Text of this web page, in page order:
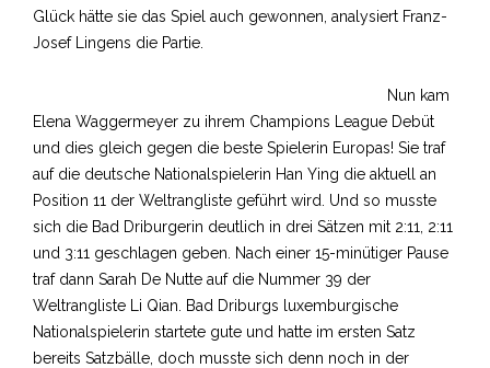
Glück hätte sie das Spiel auch gewonnen, analysiert Franz-
Josef Lingens die Partie.
Nun kam
Elena Waggermeyer zu ihrem Champions League Debüt
und dies gleich gegen die beste Spielerin Europas! Sie traf
auf die deutsche Nationalspielerin Han Ying die aktuell an
Position 11 der Weltrangliste geführt wird. Und so musste
sich die Bad Driburgerin deutlich in drei Sätzen mit 2:11, 2:11
und 3:11 geschlagen geben. Nach einer 15-minütiger Pause
traf dann Sarah De Nutte auf die Nummer 39 der
Weltrangliste Li Qian. Bad Driburgs luxemburgische
Nationalspielerin startete gute und hatte im ersten Satz
bereits Satzbälle, doch musste sich denn noch in der